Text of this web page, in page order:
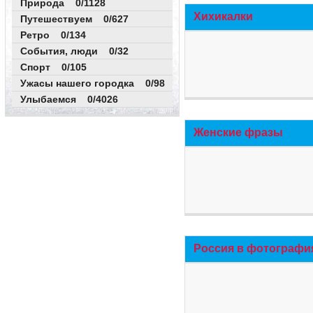
Природа 0/1128
Путешествуем 0/627
Ретро 0/134
События, люди 0/32
Спорт 0/105
Ужасы нашего городка 0/98
Улыбаемся 0/4026
Хихикалки
Женские фразы
Россия в